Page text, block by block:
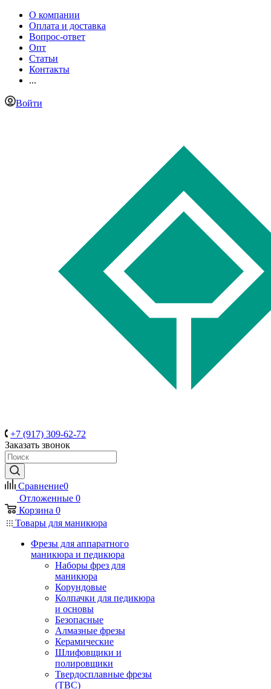
О компании
Оплата и доставка
Вопрос-ответ
Опт
Статьи
Контакты
...
Войти
+7 (917) 309-62-72
Заказать звонок
Сравнение0
Отложенные 0
Корзина 0
Товары для маникюра
Фрезы для аппаратного
маникюра и педикюра
Наборы фрез для
маникюра
Корундовые
Колпачки для педикюра
и основы
Безопасные
Алмазные фрезы
Керамические
Шлифовщики и
полировщики
Твердосплавные фрезы
(ТВС)